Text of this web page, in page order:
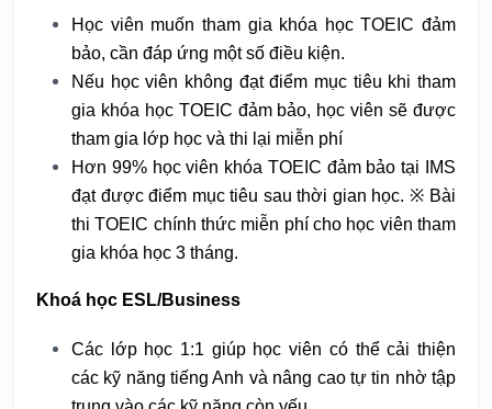
Học viên muốn tham gia khóa học TOEIC đảm
bảo, cần đáp ứng một số điều kiện.
Nếu học viên không đạt điểm mục tiêu khi tham
gia khóa học TOEIC đảm bảo, học viên sẽ được
tham gia lớp học và thi lại miễn phí
Hơn 99% học viên khóa TOEIC đảm bảo tại IMS
đạt được điểm mục tiêu sau thời gian học. ※ Bài
thi TOEIC chính thức miễn phí cho học viên tham
gia khóa học 3 tháng.
Khoá học ESL/Business
Các lớp học 1:1 giúp học viên có thể cải thiện
các kỹ năng tiếng Anh và nâng cao tự tin nhờ tập